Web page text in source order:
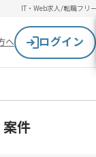
IT・Web求人/転職フリ
へ ログイン
案件